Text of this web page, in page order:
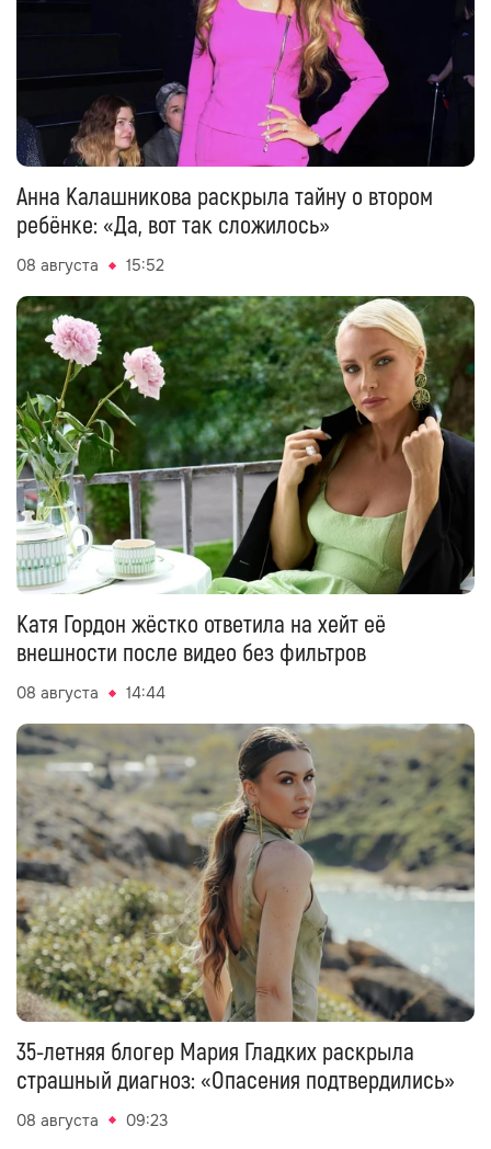
Анна Калашникова раскрыла тайну о втором
ребёнке: «Да, вот так сложилось»
08 августа 15:52
Катя Гордон жёстко ответила на хейт её
внешности после видео без фильтров
08 августа 14:44
35-летняя блогер Мария Гладких раскрыла
страшный диагноз: «Опасения подтвердились»
08 августа 09:23